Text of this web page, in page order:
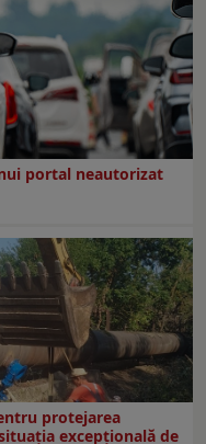
portal neautorizat
protejarea
excepțională de